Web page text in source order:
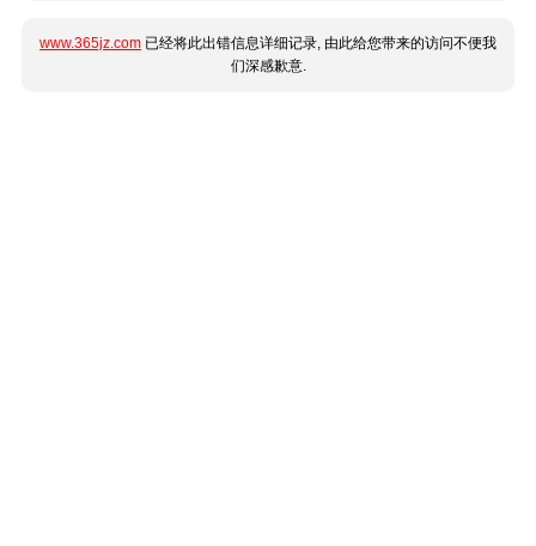
www.365jz.com 已经将此出错信息详细记录, 由此给您带来的访问不便我
们深感歉意.